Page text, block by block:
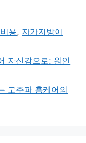
용, 자가지방이
자신감으로: 원인
고주파 홈케어의